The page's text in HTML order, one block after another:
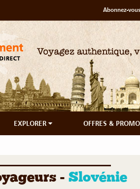
Abonnez-
EXPLORER OFFRES &
- Slovénie